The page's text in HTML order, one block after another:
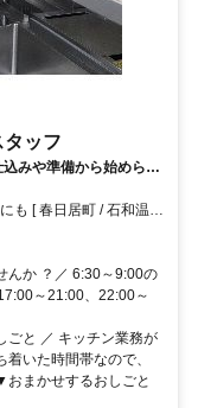
ッフ
みや準備から始められ
費支給や食事補助など
[ 春日居町 / 石和温泉
/ 車 / バイク通勤OK
んか ？／ 6:30～9:00の
～21:00、22:00～
ごと ／ キッチン業務が
いた時間帯なので、
まかせするおしごと